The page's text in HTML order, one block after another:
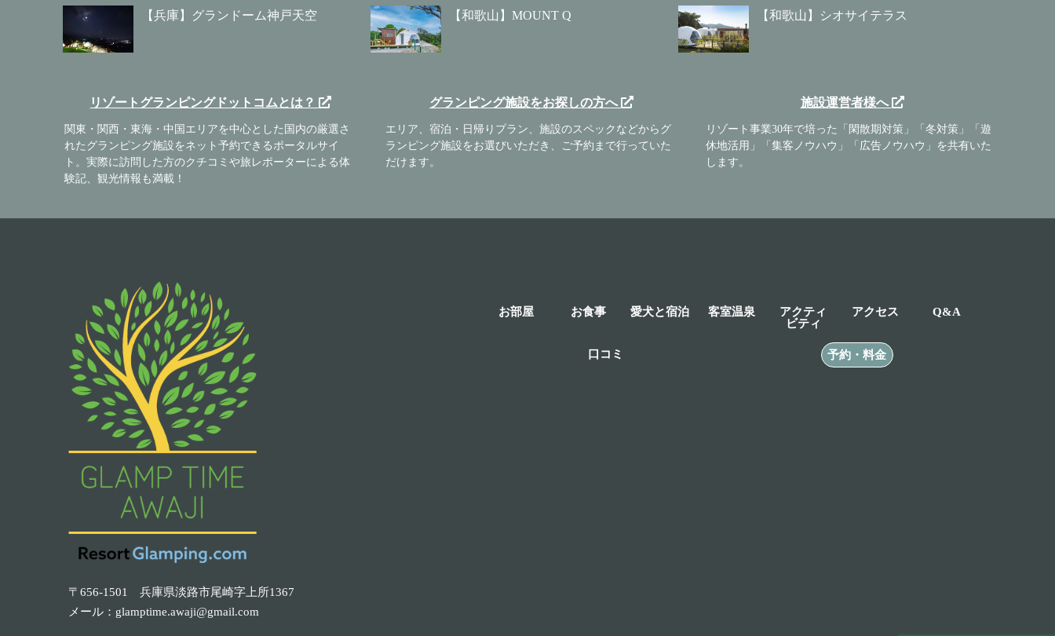
【兵庫】グランドーム神戸天空 【和歌山】MOUNT Q 【和歌山】シオサイテラス
リゾートグランピングドットコムとは？
関東・関西・東海・中国エリアを中心とした国内の厳選さ
れたグランピング施設をネット予約できるポータルサイ
ト。実際に訪問した方のクチコミや旅レポーターによる体
験記、観光情報も満載！
グランピング施設をお探しの方へ
エリア、宿泊・日帰りプラン、施設のスペックなどからグ
ランピング施設をお選びいただき、ご予約まで行っていた
だけます。
施設運営者様へ
リゾート事業30年で培った「閑散期対策」「冬対策」「遊
休地活用」「集客ノウハウ」「広告ノウハウ」を共有いた
します。
〒656-1501 兵庫県淡路市尾崎字上所1367
メール： glamptime.awaji@gmail.com
お部屋 お食事 愛犬と宿泊 客室温泉
アクティ
ビティ
アクセス Q&A
口コミ 予約・料金